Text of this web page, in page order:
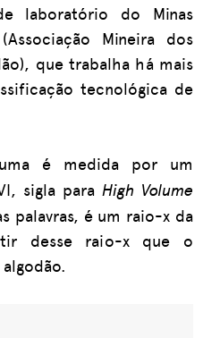
laboratório do Minas
(Associação Mineira dos
que trabalha há mais
tecnológica de
é medida por um
sigla para High Volume
palavras, é um raio-x da
desse raio-x que o